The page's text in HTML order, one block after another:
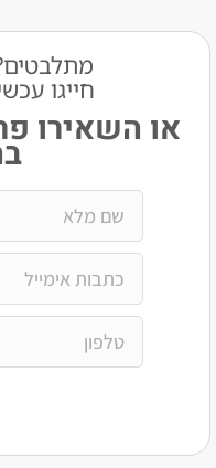
מתלבטים? יש
חייגו עכשיו: 0526444410​
פרטים